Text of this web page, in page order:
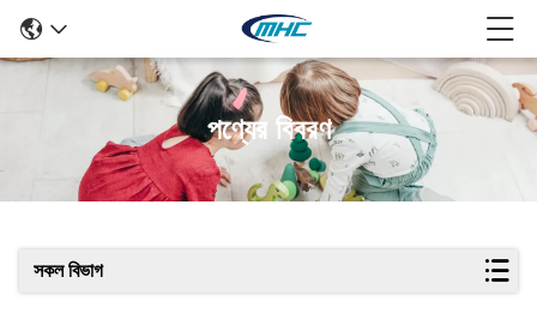
পণ্যের বিবরণ
সকল বিভাগ